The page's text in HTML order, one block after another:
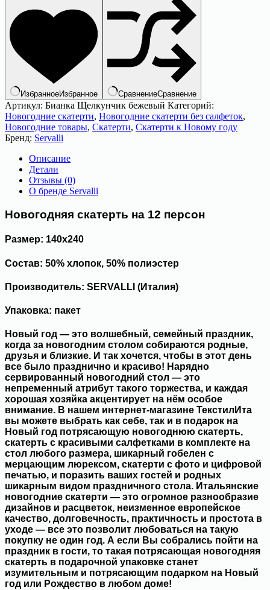
140х240
"SERVALLI"
Артикул:
Бианка
(Щелкунчик)
ИзбранноеИзбранное СравнениеСравнение
Артикул: Бианка Щелкунчик бежевый Категорий:
Новогодние скатерти, Новогодние скатерти без салфеток,
Новогодние товары, Скатерти, Скатерти к Новому году
Бренд: Servalli
Описание
Детали
Отзывы (0)
О бренде Servalli
Новогодняя скатерть на 12 персон
Размер: 140х240
Состав: 50% хлопок, 50% полиэстер
Производитель: SERVALLI (Италия)
Упаковка: пакет
Новый год — это волшебный, семейный праздник,
когда за новогодним столом собираются родные,
друзья и близкие. И так хочется, чтобы в этот день
все было празднично и красиво! Нарядно
сервированный новогодний стол — это
непременный атрибут такого торжества, и каждая
хорошая хозяйка акцентирует на нём особое
внимание. В нашем интернет-магазине ТекстилИта
вы можете выбрать как себе, так и в подарок на
Новый год потрясающую новогоднюю скатерть,
скатерть с красивыми салфетками в комплекте на
стол любого размера, шикарный гобелен с
мерцающим люрексом, скатерти с фото и цифровой
печатью, и поразить ваших гостей и родных
шикарным видом праздничного стола. Итальянские
новогодние скатерти — это огромное разнообразие
дизайнов и расцветок, неизменное европейское
качество, долговечность, практичность и простота в
уходе — все это позволит любоваться на такую
покупку не один год. А если Вы собрались пойти на
праздник в гости, то такая потрясающая новогодняя
скатерть в подарочной упаковке станет
изумительным и потрясающим подарком на Новый
год или Рождество в любом доме!